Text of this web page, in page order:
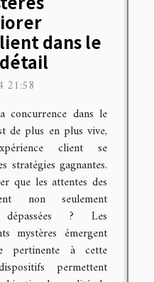
dans le
21:58
concurrence dans le
de plus en plus vive,
client se
stratégies gagnantes.
que les attentes des
non seulement
? Les
mystères émergent
pertinente à cette
permettent